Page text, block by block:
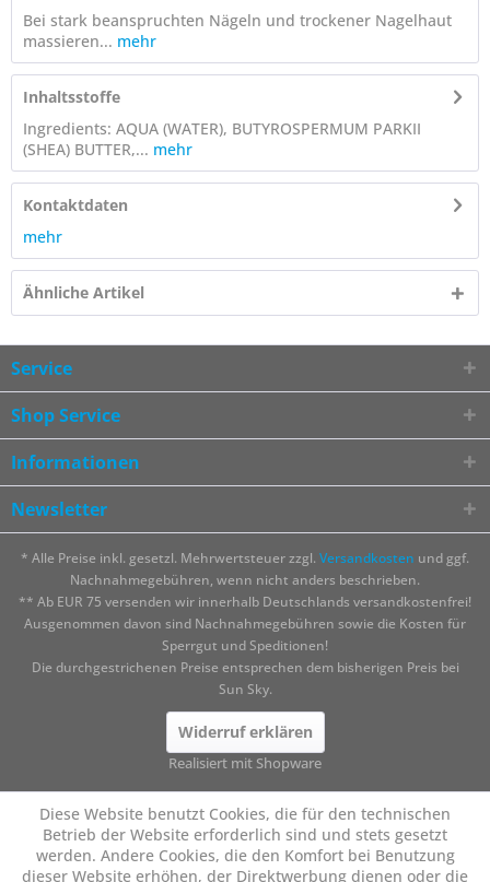
Bei stark beanspruchten Nägeln und trockener Nagelhaut
massieren... mehr
Inhaltsstoffe
Ingredients: AQUA (WATER), BUTYROSPERMUM PARKII
(SHEA) BUTTER,... mehr
Kontaktdaten
mehr
Ähnliche Artikel
Service
Shop Service
Informationen
Newsletter
* Alle Preise inkl. gesetzl. Mehrwertsteuer zzgl. Versandkosten und ggf.
Nachnahmegebühren, wenn nicht anders beschrieben.
** Ab EUR 75 versenden wir innerhalb Deutschlands versandkostenfrei!
Ausgenommen davon sind Nachnahmegebühren sowie die Kosten für
Sperrgut und Speditionen!
Die durchgestrichenen Preise entsprechen dem bisherigen Preis bei
Sun Sky.
Widerruf erklären
Realisiert mit Shopware
Diese Website benutzt Cookies, die für den technischen
Betrieb der Website erforderlich sind und stets gesetzt
werden. Andere Cookies, die den Komfort bei Benutzung
dieser Website erhöhen, der Direktwerbung dienen oder die